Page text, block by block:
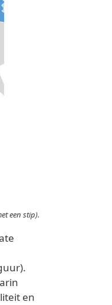
een stip).
en